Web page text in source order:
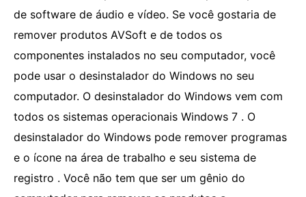
de software de áudio e vídeo. Se você gostaria de
remover produtos AVSoft e de todos os
componentes instalados no seu computador, você
pode usar o desinstalador do Windows no seu
computador. O desinstalador do Windows vem com
todos os sistemas operacionais Windows 7 . O
desinstalador do Windows pode remover programas
e o ícone na área de trabalho e seu sistema de
registro . Você não tem que ser um gênio do